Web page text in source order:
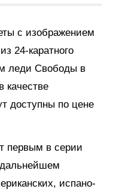
с изображением
24-каратного
леди Свободы в
качестве
доступны по цене
первым в серии
испано-